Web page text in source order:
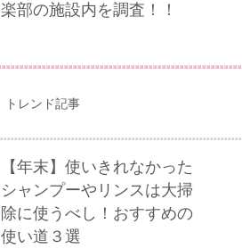
楽部の施設内を調査！！
トレンド記事
【年末】使いきれなかった
シャンプーやリンスは大掃
除に使うべし！おすすめの
使い道３選